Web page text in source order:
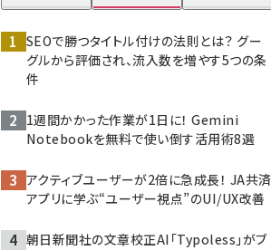
SEOで勝つタイトル付けの法則とは？ グー
グルから評価され、流入数を増やす5つの条
件
1週間かかった作業が1日に！ Gemini
Notebookを無料で使い倒す活用術8選
アクティブユーザーが2倍に急成長！ JA共済
アプリに学ぶ“ユーザー視点”のUI/UX改善
朝日新聞社の文章校正AI「Typoless」がブ